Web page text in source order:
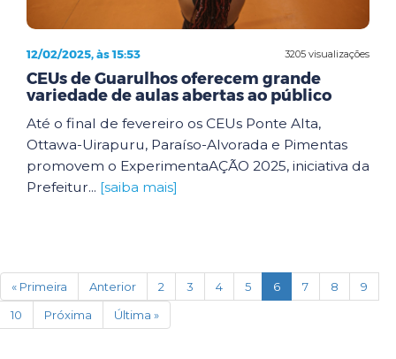
3205 visualizações
12/02/2025, às 15:53
CEUs de Guarulhos oferecem grande
variedade de aulas abertas ao público
Até o final de fevereiro os CEUs Ponte Alta,
Ottawa-Uirapuru, Paraíso-Alvorada e Pimentas
promovem o ExperimentaAÇÃO 2025, iniciativa da
Prefeitur... [saiba mais]
« Primeira Anterior 2 3 4 5 6(current)
7 8
9
10
Próxima Última »